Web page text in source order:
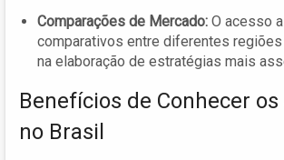
Comparações de Mercado: O acesso
comparativos entre diferentes
na elaboração de estratégias mais
Benefícios de Conhecer os
no Brasil